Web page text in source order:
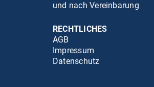
und nach Vereinbarung
RECHTLICHES
AGB
Impressum
Datenschutz